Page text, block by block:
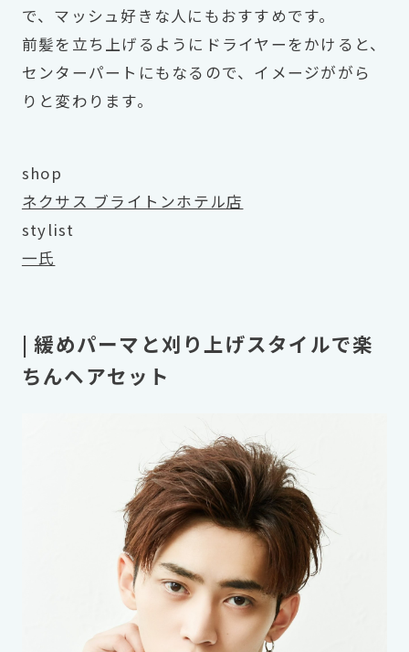
で、マッシュ好きな人にもおすすめです。
前髪を立ち上げるようにドライヤーをかけると、
センターパートにもなるので、イメージががら
りと変わります。
shop
ネクサス ブライトンホテル店
stylist
一氏
| 緩めパーマと刈り上げスタイルで楽
ちんヘアセット